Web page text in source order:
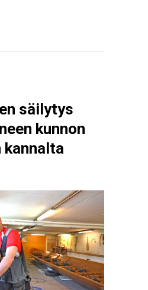
säilytys
kunnon